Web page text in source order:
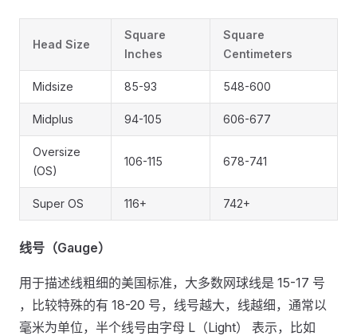
Head Size
Square
Inches
Square
Centimeters
Midsize 85-93 548-600
Midplus 94-105 606-677
Oversize
(OS)
106-115 678-741
Super OS 116+ 742+
线号（Gauge）
用于描述线粗细的美国标准，大多数网球线是 15-17 号
，比较特殊的有 18-20 号，线号越大，线越细，通常以
毫米为单位，半个线号由字母 L（Light） 表示，比如